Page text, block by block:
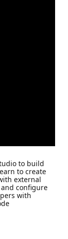
to build
to create
external
configure
with